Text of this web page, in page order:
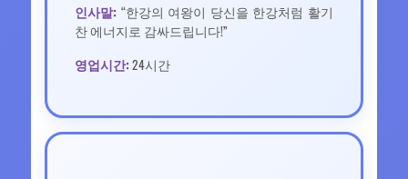
인사말: “한강의 여왕이 당신을 한강처럼 활기
찬 에너지로 감싸드립니다!”
영업시간: 24시간